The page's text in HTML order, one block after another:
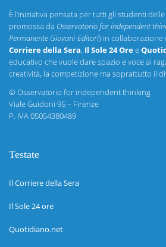
È l’iniziativa pensata per tutti gli studenti
promossa da Osservatorio for independent
Permanente Giovani-Editori) in collaborazione
Corriere della Sera, Il Sole 24 Oree
educativo che vuole dare spazio e voce ai
creatività, la competizione ma soprattutto il
©Osservatorio for independent thinking
Viale Guidoni 95 – Firenze
P. IVA 05054380489
Testate
Il Corriere della Sera
Il Sole 24 ore
Quotidiano.net